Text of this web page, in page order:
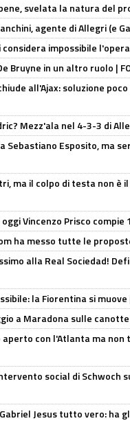
svelata la natura del
agente di Allegri (e
impossibile
Bruyne in un altro ruolo |
all'Ajax: soluzione
Mezz'ala nel 4-3-3 di
Sebastiano Esposito, ma
ma il colpo di testa non è
Vincenzo Prisco compie
ha messo tutte le
alla Real Sociedad!
la Fiorentina si
a Maradona sulle
aperto con l'Atlanta ma non
social di Schwoch
Jesus tutto vero: ha